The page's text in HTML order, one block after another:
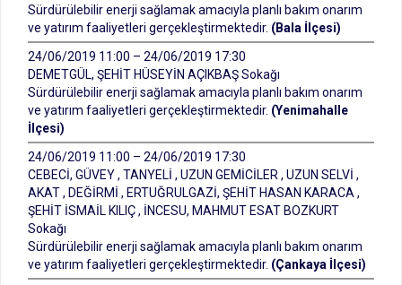
Sürdürülebilir enerji sağlamak amacıyla planlı bakım onarım
ve yatırım faaliyetleri gerçekleştirmektedir. (Bala İlçesi)
24/06/2019 11:00 – 24/06/2019 17:30
DEMETGÜL, ŞEHİT HÜSEYİN AÇIKBAŞ Sokağı
Sürdürülebilir enerji sağlamak amacıyla planlı bakım onarım
ve yatırım faaliyetleri gerçekleştirmektedir. (Yenimahalle
İlçesi)
24/06/2019 11:00 – 24/06/2019 17:30
CEBECİ, GÜVEY , TANYELİ , UZUN GEMİCİLER , UZUN SELVİ ,
AKAT , DEĞİRMİ , ERTUĞRULGAZİ, ŞEHİT HASAN KARACA ,
ŞEHİT İSMAİL KILIÇ , İNCESU, MAHMUT ESAT BOZKURT
Sokağı
Sürdürülebilir enerji sağlamak amacıyla planlı bakım onarım
ve yatırım faaliyetleri gerçekleştirmektedir. (Çankaya İlçesi)